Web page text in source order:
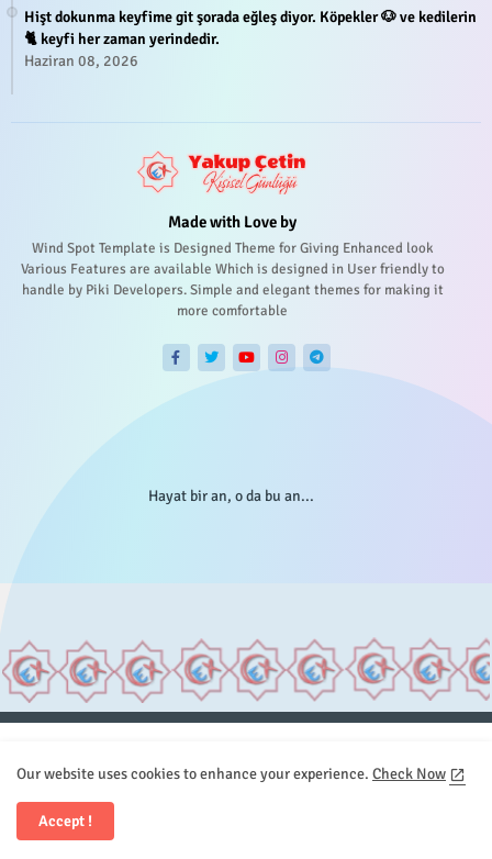
Hişt dokunma keyfime git şorada eğleş diyor. Köpekler 🐶 ve kedilerin
🐈 keyfi her zaman yerindedir.
Haziran 08, 2026
Made with Love by
Wind Spot Template is Designed Theme for Giving Enhanced look
Various Features are available Which is designed in User friendly to
handle by Piki Developers. Simple and elegant themes for making it
more comfortable
Hayat bir an, o da bu an...
Sitemap
İletişim
Our website uses cookies to enhance your experience. Check Now
Accept !